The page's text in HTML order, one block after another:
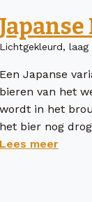
Japanse
Lichtgekleurd,
Een Japanse
bieren van het
wordt in het
het bier nog
Lees meer